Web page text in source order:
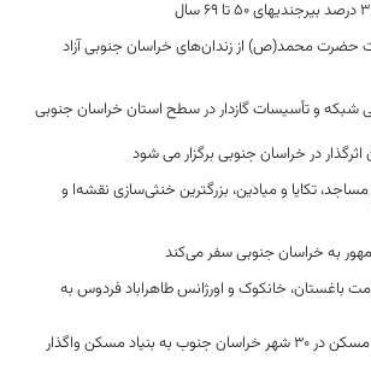
حضرت محمد(ص) از زندان‌های خراسان جنوبی آزاد
شبکه و تأسیسات گازدار در سطح استان خراسان جنوبی
در خراسان جنوبی برگزار می شود
تکایا و میادین، بزرگترین خنثی‌سازی نقشه‌ا و
به خراسان جنوبی سفر می‌کند
باغستان، خانکوک و اورژانس طاهراباد فردوس به
اجرای طرح نهضت ملی مسکن در 30 شهر خراسان جنوب به بنیاد مسکن واگذار